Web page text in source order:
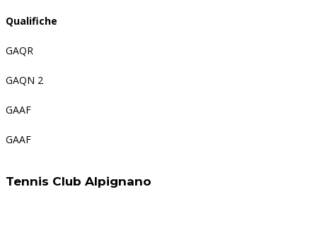
Qualifiche
GAQR
GAQN 2
GAAF
GAAF
Tennis Club Alpignano